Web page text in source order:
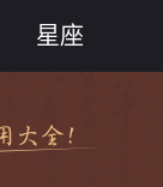
星座